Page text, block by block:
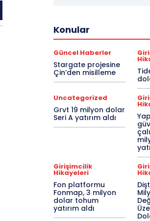
Konular
Güncel Haberler
Stargate projesine
Çin’den misilleme
Uncategorized
Grvt 19 milyon dolar
Seri A yatırım aldı
Girişimcilik
Hikayeleri
Fon platformu
Fonmap, 3 milyon
dolar tohum
yatırım aldı